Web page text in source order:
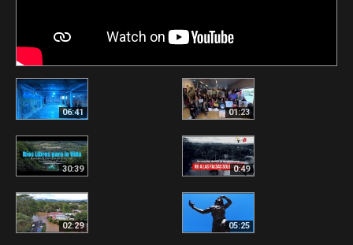
06:41 01:23
30:39 0:49
02:29 05:25